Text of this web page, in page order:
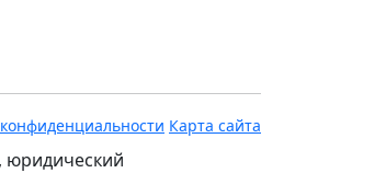
Карта сайта
юридический